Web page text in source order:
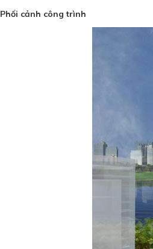
Phối cảnh công trình